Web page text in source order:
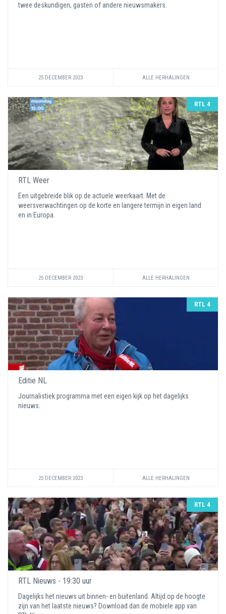
twee deskundigen, gasten of andere nieuwsmakers.
25 DECEMBER 2023 ALLE HERHALINGEN
RTL 4
RTL Weer
Een uitgebreide blik op de actuele weerkaart. Met de
weersverwachtingen op de korte en langere termijn in eigen land
en in Europa.
25 DECEMBER 2023 ALLE HERHALINGEN
RTL 4
Editie NL
Journalistiek programma met een eigen kijk op het dagelijks
nieuws.
25 DECEMBER 2023 ALLE HERHALINGEN
RTL 4
RTL Nieuws - 19:30 uur
Dagelijks het nieuws uit binnen- en buitenland. Altijd op de hoogte
zijn van het laatste nieuws? Download dan de mobiele app van